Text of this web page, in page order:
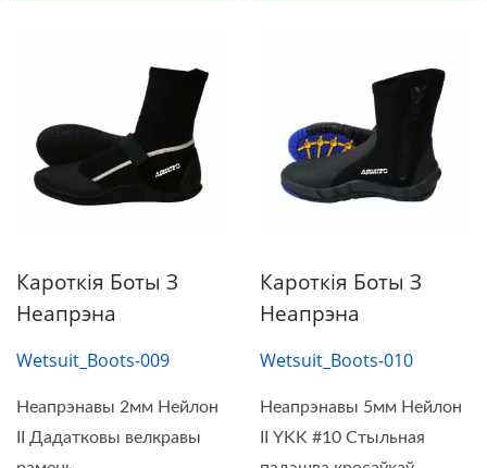
Кароткія Боты З
Неапрэна
Wetsuit_Boots-009
Неапрэнавы 2мм Нейлон
II Дадатковы велкравы
Кароткія Боты З
Неапрэна
Wetsuit_Boots-010
Неапрэнавы 5мм Нейлон
II YKK #10 Стыльная